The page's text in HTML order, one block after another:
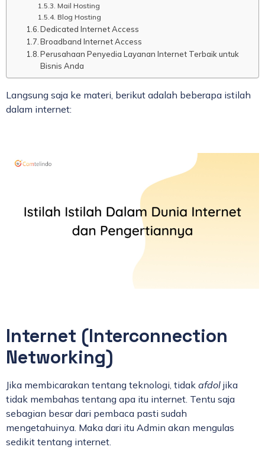
Mail Hosting
Blog Hosting
Dedicated Internet Access
Broadband Internet Access
Perusahaan Penyedia Layanan Internet Terbaik untuk
Bisnis Anda
Langsung saja ke materi, berikut adalah beberapa istilah
dalam internet:
Internet (Interconnection
Networking)
Jika membicarakan tentang teknologi, tidak afdol jika
tidak membahas tentang apa itu internet. Tentu saja
sebagian besar dari pembaca pasti sudah
mengetahuinya. Maka dari itu Admin akan mengulas
sedikit tentang internet.